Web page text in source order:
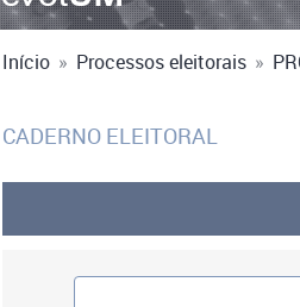
Início » Processos eleitorais »
CADERNO ELEITORAL